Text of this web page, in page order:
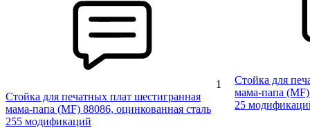
1
Стойка для печатных плат шестигранная
мама-папа (MF) 88086, оцинкованная сталь
255 модификаций
Стойка для
мама-папа
25